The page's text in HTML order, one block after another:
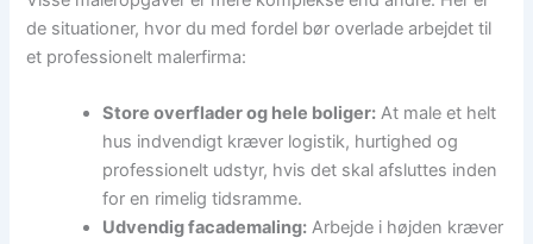
de situationer, hvor du med fordel bør overlade arbejdet til
et professionelt malerfirma:
Store overflader og hele boliger: At male et helt
hus indvendigt kræver logistik, hurtighed og
professionelt udstyr, hvis det skal afsluttes inden
for en rimelig tidsramme.
Udvendig facademaling: Arbejde i højden kræver